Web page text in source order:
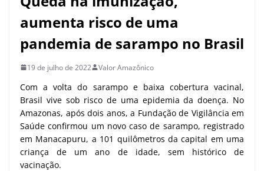
aumenta risco de uma
pandemia de sarampo no Brasil
19 de julho de 2022 Valor Amazônico
Com a volta do sarampo e baixa cobertura vacinal,
Brasil vive sob risco de uma epidemia da doença. No
Amazonas, após dois anos, a Fundação de Vigilância em
Saúde confirmou um novo caso de sarampo, registrado
em Manacapuru, a 101 quilômetros da capital em uma
criança de um ano de idade, sem histórico de
vacinação.